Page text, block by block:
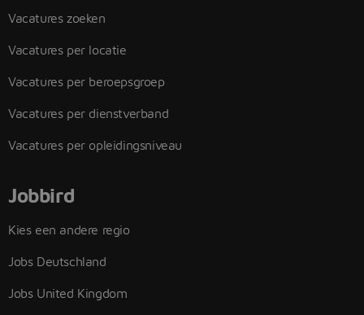
Vacatures zoeken
Vacatures per locatie
Vacatures per beroepsgroep
Vacatures per dienstverband
Vacatures per opleidingsniveau
Jobbird
Kies een andere regio
Jobs Deutschland
Jobs United Kingdom